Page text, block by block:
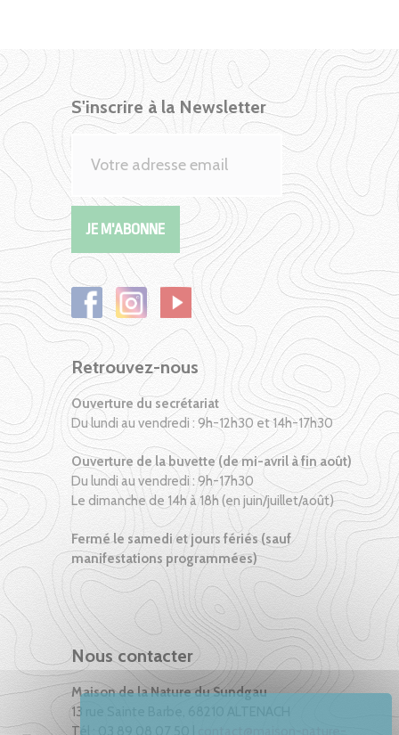
S'inscrire à la Newsletter
Retrouvez-nous
Ouverture du secrétariat
Du lundi au vendredi : 9h-12h30 et 14h-17h30
Ouverture de la buvette (de mi-avril à fin août)
Du lundi au vendredi : 9h-17h30
Le dimanche de 14h à 18h (en juin/juillet/août)
Fermé le samedi et jours fériés (sauf
manifestations programmées)
Nous contacter
Maison de la Nature du Sundgau
13 rue Sainte Barbe, 68210 ALTENACH
Tél : 03 89 08 07 50 |